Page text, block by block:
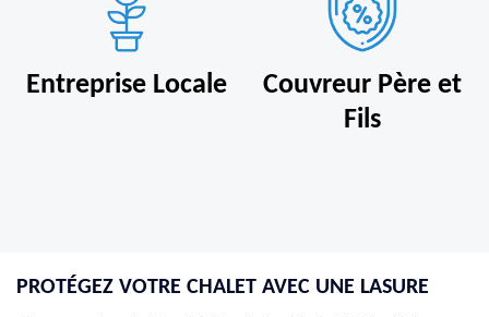
Entreprise Locale
Couvreur Père et
Fils
PROTÉGEZ VOTRE CHALET AVEC UNE LASURE